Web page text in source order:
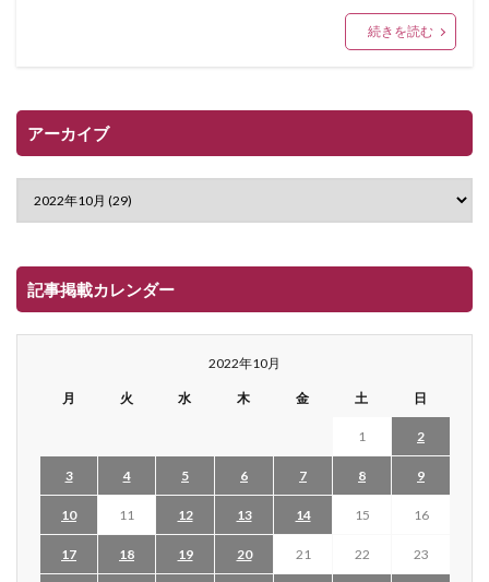
続きを読む
アーカイブ
記事掲載カレンダー
2022年10月
月 火 水 木 金 土 日
1 2
3 4 5 6 7 8 9
10 11 12 13 14 15 16
17 18 19 20 21 22 23